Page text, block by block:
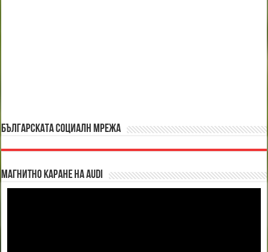
БЪЛГАРСКАТА СОЦИАЛН МРЕЖА
Магнитно каране на Audi